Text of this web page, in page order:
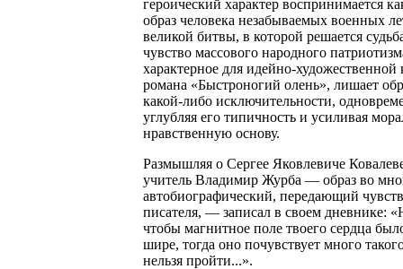
героический характер воспринимается
образ человека незабываемых военных
великой битвы, в которой решается
чувство массового народного
характерное для идейно-
романа «Быстроногий олень», лишает
какой-либо исключительности,
углубляя его типичность и усиливая
нравственную основу.
Размышляя о Сергее Яковлевиче
учитель Владимир Журба — образ во
автобиографический, передающий
писателя, — записал в своем дневнике:
чтобы магнитное поле твоего сердца
шире, тогда оно почувствует много
нельзя пройти...».